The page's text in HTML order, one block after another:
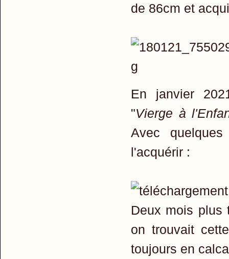
de 86cm et
En janvier
"Vierge à
Avec
l'acquérir :
Deux mois plus
on trouvait
toujours en